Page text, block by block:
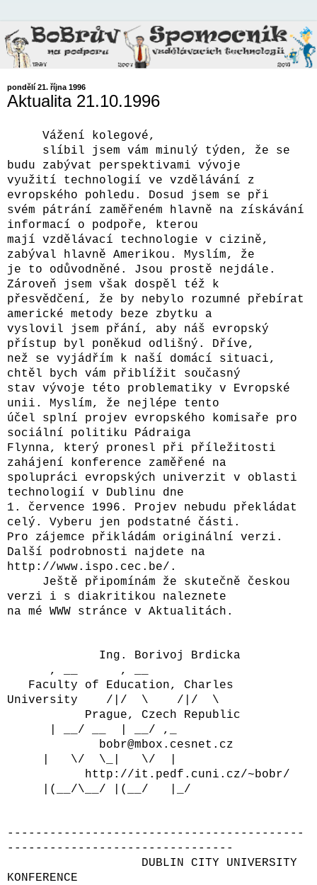
pondělí 21. října 1996
Aktualita 21.10.1996
Vážení kolegové,
slíbil jsem vám minulý týden, že se
budu zabývat perspektivami vývoje
využití technologií ve vzdělávání z
evropského pohledu. Dosud jsem se při
svém pátrání zaměřeném hlavně na získávání
informací o podpoře, kterou
mají vzdělávací technologie v cizině,
zabýval hlavně Amerikou. Myslím, že
je to odůvodněné. Jsou prostě nejdále.
Zároveň jsem však dospěl též k
přesvědčení, že by nebylo rozumné přebírat
americké metody beze zbytku a
vyslovil jsem přání, aby náš evropský
přístup byl poněkud odlišný. Dříve,
než se vyjádřím k naší domácí situaci,
chtěl bych vám přiblížit současný
stav vývoje této problematiky v Evropské
unii. Myslím, že nejlépe tento
účel splní projev evropského komisaře pro
sociální politiku Pádraiga
Flynna, který pronesl při příležitosti
zahájení konference zaměřené na
spolupráci evropských univerzit v oblasti
technologií v Dublinu dne
1. července 1996. Projev nebudu překládat
celý. Vyberu jen podstatné části.
Pro zájemce přikládám originální verzi.
Další podrobnosti najdete na
http://www.ispo.cec.be/.
Ještě připomínám že skutečně českou
verzi i s diakritikou naleznete
na mé WWW stránce v Aktualitách.
Ing. Borivoj Brdicka
, __ , __
Faculty of Education, Charles
University /|/ \ /|/ \
Prague, Czech Republic
| __/ __ | __/ ,_
bobr@mbox.cesnet.cz
| \/ \_| \/ |
http://it.pedf.cuni.cz/~bobr/
|(__/\__/ |(__/ |_/
------------------------------------------
--------------------------------
DUBLIN CITY UNIVERSITY
KONFERENCE